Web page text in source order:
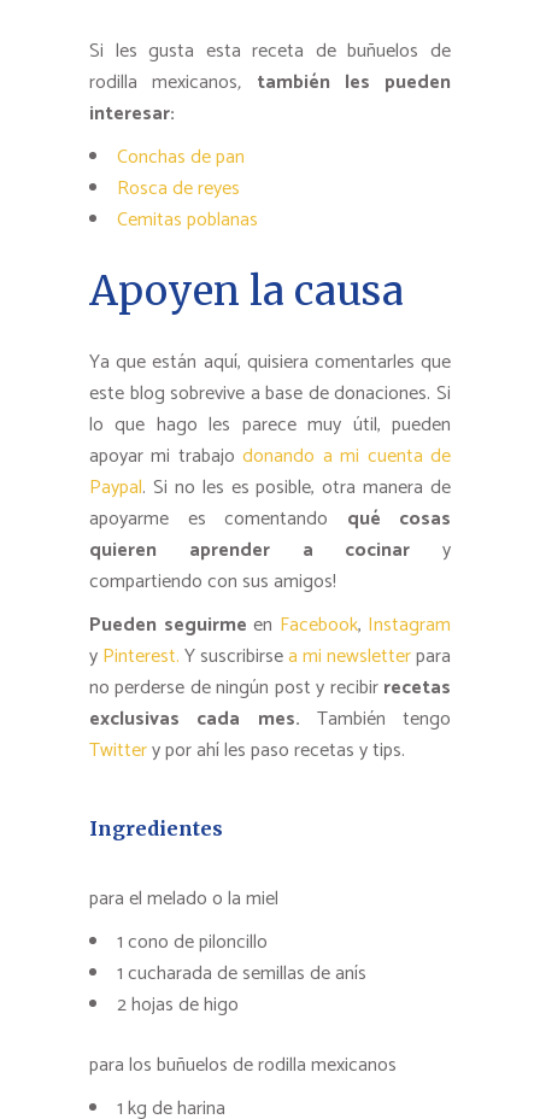
Si les gusta esta receta de buñuelos de
rodilla mexicanos, también les pueden
interesar:
Conchas de pan
Rosca de reyes
Cemitas poblanas
Apoyen la causa
Ya que están aquí, quisiera comentarles que
este blog sobrevive a base de donaciones. Si
lo que hago les parece muy útil, pueden
apoyar mi trabajodonando a mi cuenta de
Paypal. Si no les es posible, otra manera de
apoyarme es comentando qué cosas
quieren aprender a cocinar y
compartiendo con sus amigos!
Pueden seguirme en Facebook, Instagram
yPinterest.Y suscribirsea mi newsletterpara
no perderse de ningún post y recibirrecetas
exclusivas cada mes. También tengo
Twittery por ahí les paso recetas y tips.
Ingredientes
para el melado o la miel
1 cono de piloncillo
1 cucharada de semillas de anís
2 hojas de higo
para los buñuelos de rodilla mexicanos
1 kg de harina